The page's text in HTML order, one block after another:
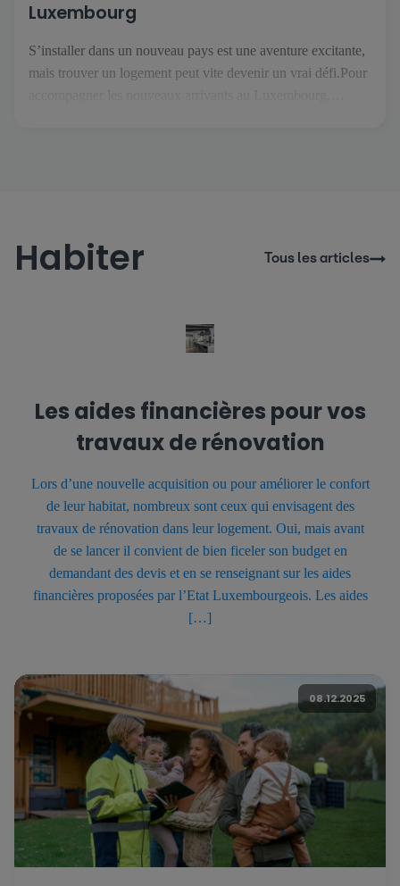
Luxembourg
S’installer dans un nouveau pays est une aventure excitante,
mais trouver un logement peut vite devenir un vrai défi.Pour
Habiter Tous les articles
Les aides financières pour vos
travaux de rénovation
Lors d’une nouvelle acquisition ou pour améliorer le confort
de leur habitat, nombreux sont ceux qui envisagent des
travaux de rénovation dans leur logement. Oui, mais avant
de se lancer il convient de bien ficeler son budget en
demandant des devis et en se renseignant sur les aides
financières proposées par l’Etat Luxembourgeois. Les aides
[…]
08.12.2025